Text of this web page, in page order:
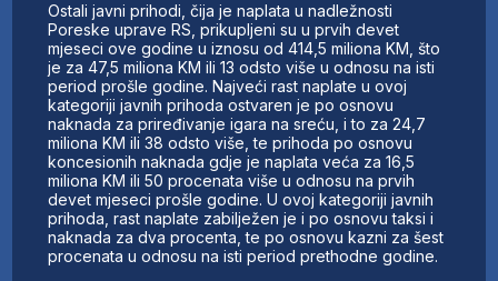
Ostali javni prihodi, čija je naplata u nadležnosti
Poreske uprave RS, prikupljeni su u prvih devet
mjeseci ove godine u iznosu od 414,5 miliona KM, što
je za 47,5 miliona KM ili 13 odsto više u odnosu na isti
period prošle godine. Najveći rast naplate u ovoj
kategoriji javnih prihoda ostvaren je po osnovu
naknada za priređivanje igara na sreću, i to za 24,7
miliona KM ili 38 odsto više, te prihoda po osnovu
koncesionih naknada gdje je naplata veća za 16,5
miliona KM ili 50 procenata više u odnosu na prvih
devet mjeseci prošle godine. U ovoj kategoriji javnih
prihoda, rast naplate zabilježen je i po osnovu taksi i
naknada za dva procenta, te po osnovu kazni za šest
procenata u odnosu na isti period prethodne godine.